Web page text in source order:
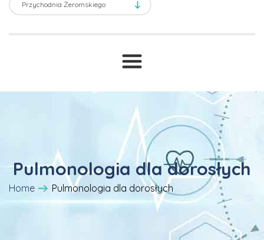
Transport sanitarny
Pulmonologia dla dorosłych
Home Pulmonologia dla dorosłych